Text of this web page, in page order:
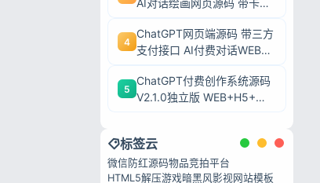
AI对话绘画网页源码 带卡密
4
ChatGPT网页端源码 带三方
支付接口 AI付费对话WEB系
5
ChatGPT付费创作系统源码
V2.1.0独立版 WEB+H5+微
标签云
微信防红源码物品竞拍平台
HTML5解压游戏暗黑风影视网站模板